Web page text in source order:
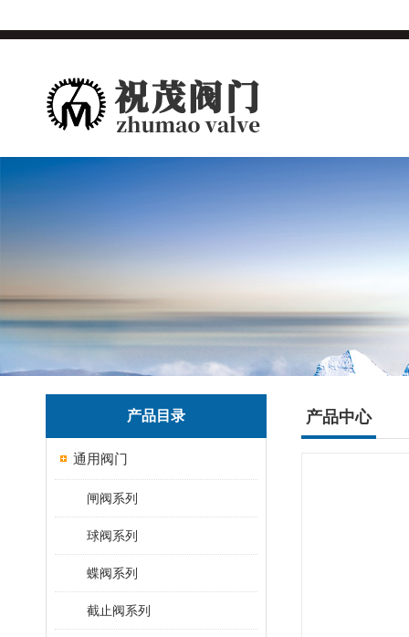
产品目录
通用阀门
闸阀系列
球阀系列
蝶阀系列
截止阀系列
产品中心